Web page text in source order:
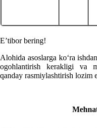
E’tibor bering!
Alohida asoslarga koʻra
ogohlantirish kerakligi va
qanday rasmiylashtirish lozim